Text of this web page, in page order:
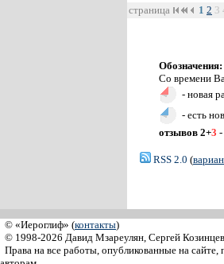
страница 1 2 3
Обозначения:
Со времени
- новая
- есть
отзывов 2+3
RSS 2.0 (
© «Иероглиф» (контакты)
© 1998-2026 Давид Мзареулян, Сергей Козинцев
Права на все работы, опубликованные на сайте,